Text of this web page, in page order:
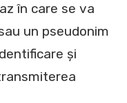
în care se va
un pseudonim
și